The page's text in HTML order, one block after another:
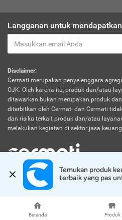
Beranda Produk
Langganan untuk
Disclaimer:
Cermati merupakan penyelenggara
OJK. Oleh karena itu, produk dan/atau
ditawarkan bukan merupakan produk
diterbitkan oleh Cermati dan Cermati
dan risiko terkait produk dan/atau
melakukan kegiatan di sektor jasa
© 2026 Cermati. All Rights Reserved.
Temukan produk
terbaik yang pas